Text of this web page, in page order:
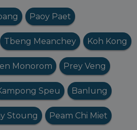
Paoy Paet
Tbeng Meanchey Koh Kong
Monorom Prey Veng
Speu Banlung
Stoung Peam Chi Miet